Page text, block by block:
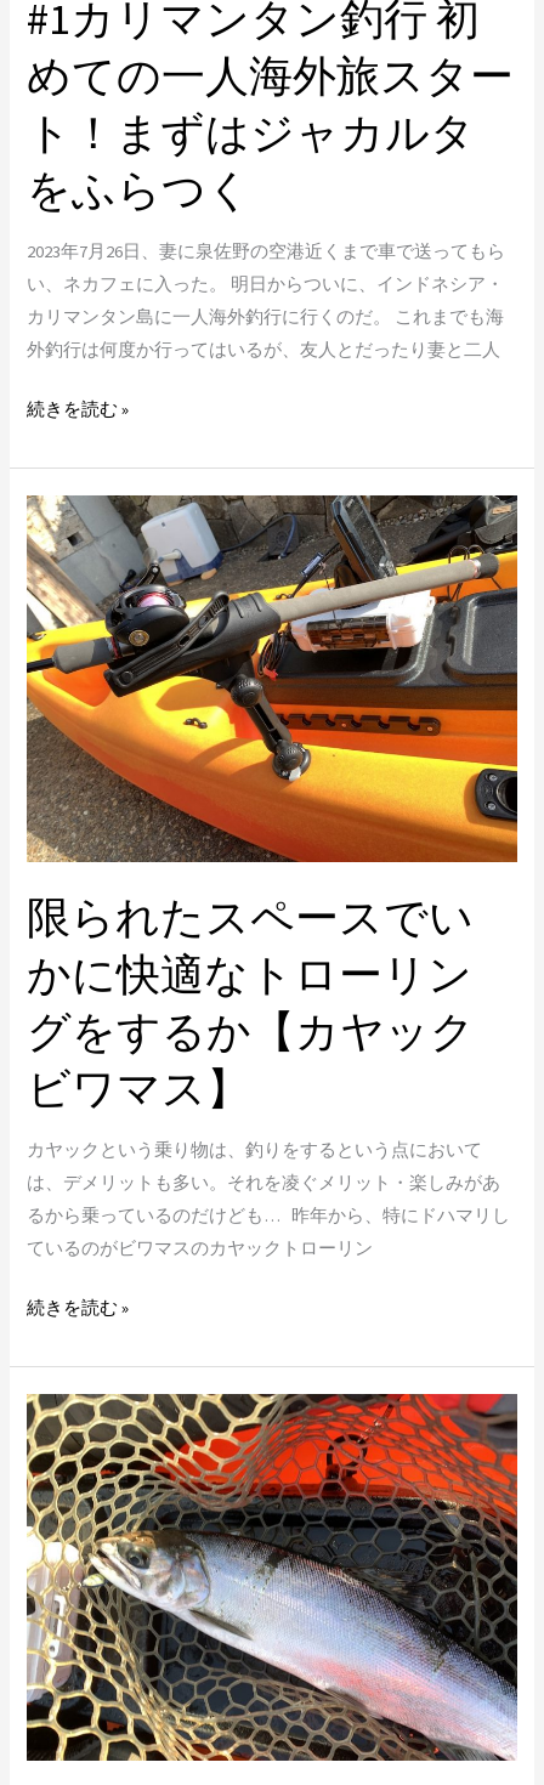
#1カリマンタン釣行 初
めての一人海外旅スター
ト！まずはジャカルタ
をふらつく
2023年7月26日、妻に泉佐野の空港近くまで車で送ってもら
い、ネカフェに入った。 明日からついに、インドネシア・
カリマンタン島に一人海外釣行に行くのだ。 これまでも海
外釣行は何度か行ってはいるが、友人とだったり妻と二人
一
人
旅
ス
ト！
ま
ず
は
ャ
カ
ル
タ
を
ふ
ら
つ
く
続きを読む »
限られたスペースでい
かに快適なトローリン
グをするか【カヤック
ビワマス】
カヤックという乗り物は、釣りをするという点において
は、デメリットも多い。それを凌ぐメリット・楽しみがあ
るから乗っているのだけども… 昨年から、特にドハマリし
ているのがビワマスのカヤックトローリン
限
ら
れ
た
ス
ペ
ー
ス
で
い
か
快
適
な
ト
ロ
リ
グ
を
す
る
か
ヤ
ッ
ク
ビ
ワ
マ
ス】
続きを読む »
今
期
初
の
カ
ヤ
ッ
ク
ビ
ワ
マ